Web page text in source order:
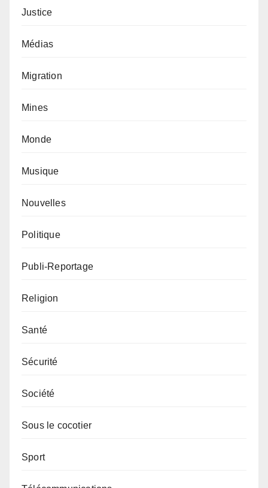
Justice
Médias
Migration
Mines
Monde
Musique
Nouvelles
Politique
Publi-Reportage
Religion
Santé
Sécurité
Société
Sous le cocotier
Sport